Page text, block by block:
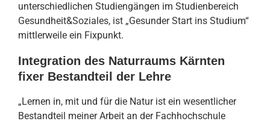
unterschiedlichen Studiengängen im Studienbereich
Gesundheit&Soziales, ist „Gesunder Start ins Studium“
mittlerweile ein Fixpunkt.
Integration des Naturraums Kärnten
fixer Bestandteil der Lehre
„Lernen in, mit und für die Natur ist ein wesentlicher
Bestandteil meiner Arbeit an der Fachhochschule